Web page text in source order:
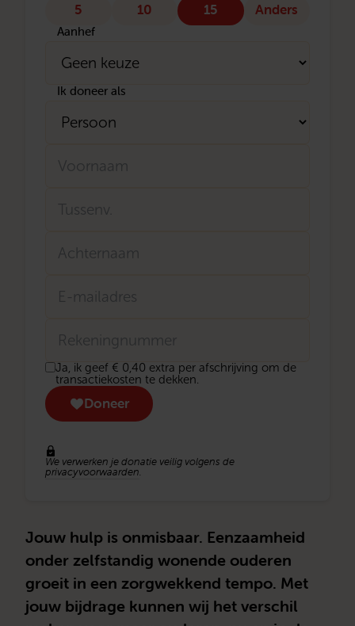
5 10 15 Anders
Aanhef
Ik doneer als
mailadres
Donatie
transactiekosten
eenmalig
Ja, ik geef € 0,40 extra per afschrijving om de
transactiekosten te dekken.
Doneer
We verwerken je donatie veilig volgens de
privacyvoorwaarden.
Jouw hulp is onmisbaar. Eenzaamheid
onder zelfstandig wonende ouderen
groeit in een zorgwekkend tempo. Met
jouw bijdrage kunnen wij het verschil